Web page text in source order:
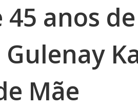
45 anos
Mãe